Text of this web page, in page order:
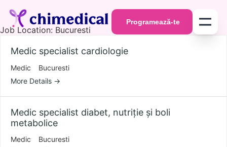
Programează-te
Programează-te
Job Location: Bucuresti
Medic specialist cardiologie
Medic
Bucuresti
More Details
Medic specialist diabet, nutriție și boli
metabolice
Medic
Bucuresti